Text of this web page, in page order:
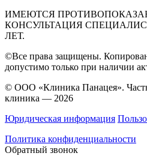
ИМЕЮТСЯ
КОНСУЛЬТАЦИЯ
ЛЕТ.
©Все права защищены.
допустимо только при наличии
© ООО «Клиника Панацея».
клиника — 2026
Юридическая информация
Политика конфиденциальности
Обратный звонок